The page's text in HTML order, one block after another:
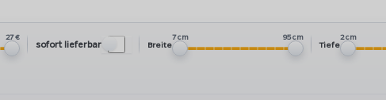
einfacher und besonders schonend. Die Schaber sind mit einer flexiblen
27 €
sofort lieferbar Breite
7 cm 95 cm
Tiefe
2 cm